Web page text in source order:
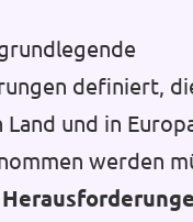
definiert,
und in
werden